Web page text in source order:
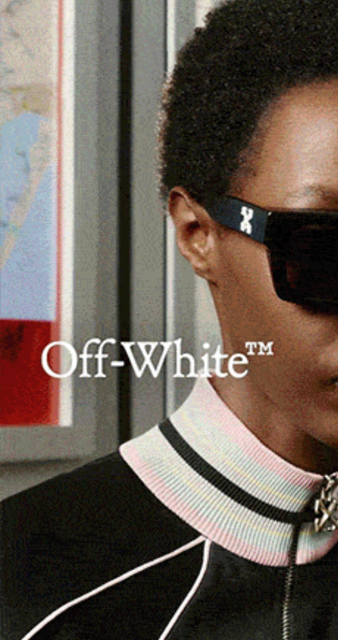
BONUS ASILO NIDO, INPS LANCIA LA
SEMPLIFICATA
31 Marzo 2026, 16:07
La domanda deve essere presentata dal genitore che sostiene
esclusivamente online sul portale INPS oppure tramite patronato.
ROMA | 31 marzo 2026. L’INPS ha comunicato l’apertura del servizio per la
domande del
Bonus Asilo Nido 2026, introducendo importanti novitàche
rendendola più vantaggiosa e intuitiva per le famiglie
. Dal 2026, infatti,
basta
trasmettere una sola domanda che sarà valida fino all’agosto
3 anni. La richiesta deve essere presentata dal genitore che sostiene la spesa
esclusivamente online tramite il portale INPS – utilizzando SPID, CIE o CNS –
Ogni anno sarà possibile scegliere le mensilità per le quali si intende
i relativi documenti di spesaentro il 30 apriledell’anno successivo a quello a
mensilità.
Per bambini con gravi patologie croniche che non possono frequentare il
convivente col minore può richiedere il contributo per forme di supporto a
il beneficio può arrivare fino a 3.600 euro annui, calcolato in base
prestazioni familiari e per l’inclusione neutralizzato dagli importi erogati per
Il Bonus è riconosciuto solo per nidi e strutture abilitate a erogare servizi
anni: quindi nidi, micronidi, sezioni primavera, spazi gioco e servizi educativi in
L’INPS verificherà che la struttura frequentata dal bambino sia abilitata ad
secondo la normativa regionale vigente, consultando gli elenchi ufficiali o